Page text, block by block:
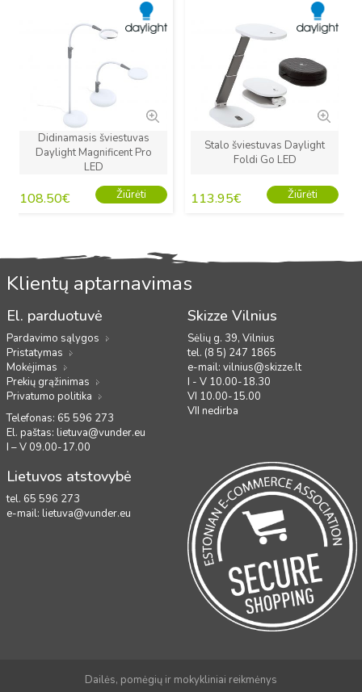
Didinamasis šviestuvas
Daylight Magnificent Pro
LED
108.50€ Žiūrėti
Stalo šviestuvas Daylight
Foldi Go LED
113.95€ Žiūrėti
Klientų aptarnavimas
El. parduotuvė
Pardavimo sąlygos
Pristatymas
Mokėjimas
Prekių grąžinimas
Privatumo politika
Telefonas: 65 596 273
El. paštas: lietuva@vunder.eu
I – V 09.00-17.00
Skizze Vilnius
Sėlių g. 39, Vilnius
tel. (8 5) 247 1865
e-mail: vilnius@skizze.lt
I - V 10.00-18.30
VI 10.00-15.00
VII nedirba
Lietuvos atstovybė
tel. 65 596 273
e-mail: lietuva@vunder.eu
Dailės, pomėgių ir mokykliniai reikmėnys